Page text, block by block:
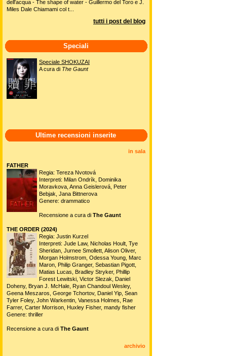
dell'acqua - The shape of water - Guillermo del Toro e J.
Miles Dale Chiamami col t...
tutti i post del blog
Speciali
Speciale SHOKUZAI
A cura di The Gaunt
Ultime recensioni inserite
in sala
FATHER
Regia: Tereza Nvotová
Interpreti: Milan Ondrík, Dominika
Moravkova, Anna Geislerová, Peter
Bebjak, Jana Bittnerova
Genere: drammatico
Recensione a cura di The Gaunt
THE ORDER (2024)
Regia: Justin Kurzel
Interpreti: Jude Law, Nicholas Hoult, Tye
Sheridan, Jurnee Smollett, Alison Oliver,
Morgan Holmstrom, Odessa Young, Marc
Maron, Philip Granger, Sebastian Pigott,
Matias Lucas, Bradley Stryker, Phillip
Forest Lewitski, Victor Slezak, Daniel
Doheny, Bryan J. McHale, Ryan Chandoul Wesley,
Geena Meszaros, George Tchortov, Daniel Yip, Sean
Tyler Foley, John Warkentin, Vanessa Holmes, Rae
Farrer, Carter Morrison, Huxley Fisher, mandy fisher
Genere: thriller
Recensione a cura di The Gaunt
archivio